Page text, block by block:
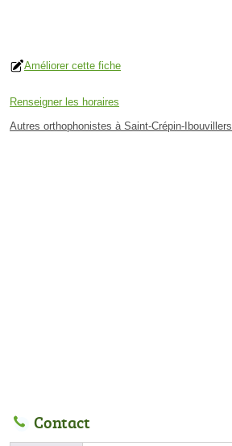
Améliorer cette fiche
Renseigner les horaires
Autres orthophonistes à Saint-Crépin-Ibouvillers
Contact